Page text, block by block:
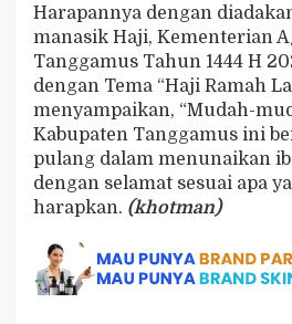
Harapannya dengan
manasik Haji, Kementerian
Tanggamus Tahun 1444 H
dengan Tema “Haji Ramah
menyampaikan, “Mudah-
Kabupaten Tanggamus ini
pulang dalam menunaikan
dengan selamat sesuai apa
harapkan. (khotman)